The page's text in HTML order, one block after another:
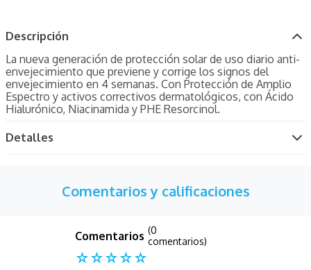
Descripción
La nueva generación de protección solar de uso diario anti-
envejecimiento que previene y corrige los signos del
envejecimiento en 4 semanas. Con Protección de Amplio
Espectro y activos correctivos dermatológicos, con Ácido
Hialurónico, Niacinamida y PHE Resorcinol.
Detalles
Comentarios y calificaciones
☆☆☆☆☆
(0
comentarios)